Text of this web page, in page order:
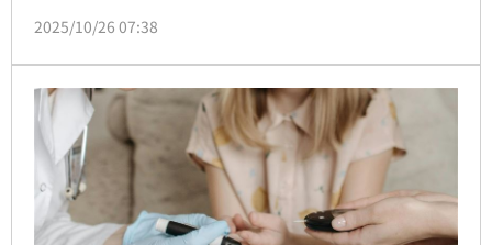
惑。對此，營養師吳映蓉近日在社群媒體上強力闢謠，
據。
2025/10/26 07:38